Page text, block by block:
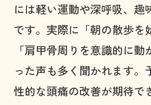
には軽い運動や深呼吸、
です。実際に「朝の散歩を
「肩甲骨周りを意識的に
った声も多く聞かれます
性的な頭痛の改善が期待で